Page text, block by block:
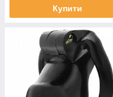
Купити